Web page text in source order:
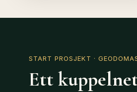
START PROSJEKT ·
Ett